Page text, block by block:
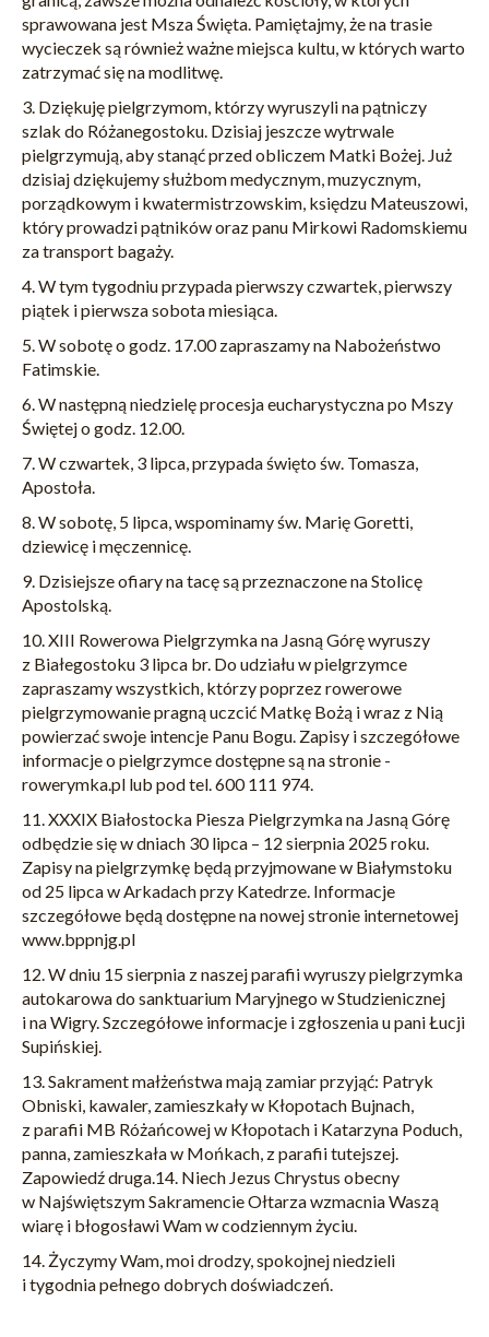
sprawowana jest Msza Święta. Pamiętajmy, że na trasie
wycieczek są również ważne miejsca kultu, w których warto
zatrzymać się na modlitwę.
3. Dziękuję pielgrzymom, którzy wyruszyli na pątniczy
szlak do Różanegostoku. Dzisiaj jeszcze wytrwale
pielgrzymują, aby stanąć przed obliczem Matki Bożej. Już
dzisiaj dziękujemy służbom medycznym, muzycznym,
porządkowym i kwatermistrzowskim, księdzu Mateuszowi,
który prowadzi pątników oraz panu Mirkowi Radomskiemu
za transport bagaży.
4. W tym tygodniu przypada pierwszy czwartek, pierwszy
piątek i pierwsza sobota miesiąca.
5. W sobotę o godz. 17.00 zapraszamy na Nabożeństwo
Fatimskie.
6. W następną niedzielę procesja eucharystyczna po Mszy
Świętej o godz. 12.00.
7. W czwartek, 3 lipca, przypada święto św. Tomasza,
Apostoła.
8. W sobotę, 5 lipca, wspominamy św. Marię Goretti,
dziewicę i męczennicę.
9. Dzisiejsze ofiary na tacę są przeznaczone na Stolicę
Apostolską.
10. XIII Rowerowa Pielgrzymka na Jasną Górę wyruszy
z Białegostoku 3 lipca br. Do udziału w pielgrzymce
zapraszamy wszystkich, którzy poprzez rowerowe
pielgrzymowanie pragną uczcić Matkę Bożą i wraz z Nią
powierzać swoje intencje Panu Bogu. Zapisy i szczegółowe
informacje o pielgrzymce dostępne są na stronie -
rowerymka.pl lub pod tel. 600 111 974.
11. XXXIX Białostocka Piesza Pielgrzymka na Jasną Górę
odbędzie się w dniach 30 lipca – 12 sierpnia 2025 roku.
Zapisy na pielgrzymkę będą przyjmowane w Białymstoku
od 25 lipca w Arkadach przy Katedrze. Informacje
szczegółowe będą dostępne na nowej stronie internetowej
www.bppnjg.pl
12. W dniu 15 sierpnia z naszej parafii wyruszy pielgrzymka
autokarowa do sanktuarium Maryjnego w Studzienicznej
i na Wigry. Szczegółowe informacje i zgłoszenia u pani Łucji
Supińskiej.
13. Sakrament małżeństwa mają zamiar przyjąć: Patryk
Obniski, kawaler, zamieszkały w Kłopotach Bujnach,
z parafii MB Różańcowej w Kłopotach i Katarzyna Poduch,
panna, zamieszkała w Mońkach, z parafii tutejszej.
Zapowiedź druga.14. Niech Jezus Chrystus obecny
w Najświętszym Sakramencie Ołtarza wzmacnia Waszą
wiarę i błogosławi Wam w codziennym życiu.
14. Życzymy Wam, moi drodzy, spokojnej niedzieli
i tygodnia pełnego dobrych doświadczeń.